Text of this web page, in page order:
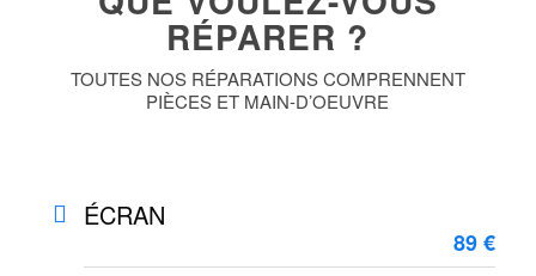
RÉPARER ?
TOUTES NOS RÉPARATIONS COMPRENNENT
PIÈCES ET MAIN-D’OEUVRE
ÉCRAN
89 €